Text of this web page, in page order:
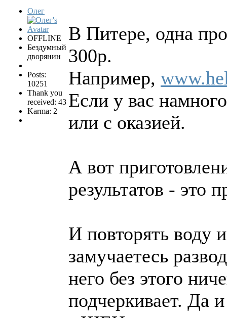
Олег
OFFLINE
Бездумный
дворянин
Posts:
10251
Thank you
received: 43
Karma: 2
В Питере, одна
300р.
Например,
Если у вас
или с оказией.
А вот
результатов -
И повторять воду
замучаетесь
него без этого
подчеркивает. Да